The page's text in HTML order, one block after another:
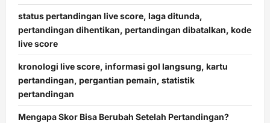
status pertandingan live score, laga ditunda,
pertandingan dihentikan, pertandingan dibatalkan, kode
live score
kronologi live score, informasi gol langsung, kartu
pertandingan, pergantian pemain, statistik
pertandingan
Mengapa Skor Bisa Berubah Setelah Pertandingan?